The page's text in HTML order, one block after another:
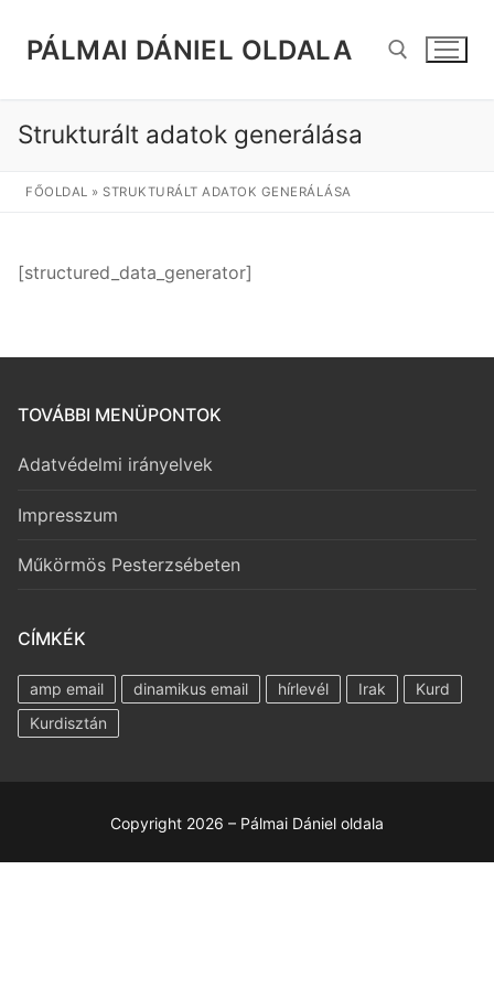
PÁLMAI DÁNIEL OLDALA
Keresése:
Strukturált adatok generálása
FŐOLDAL »STRUKTURÁLT ADATOK GENERÁLÁSA
[structured_data_generator]
TOVÁBBI MENÜPONTOK
Adatvédelmi irányelvek
Impresszum
Műkörmös Pesterzsébeten
CÍMKÉK
amp email dinamikus email hírlevél Irak
Kurd
Kurdisztán
Copyright 2026 – Pálmai Dániel oldala